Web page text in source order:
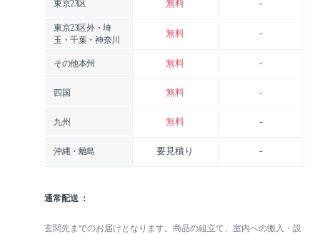
東京23区 無料 -
東京23区外・埼
玉・千葉・神奈川
無料 -
その他本州 無料 -
四国 無料 -
九州 無料 -
沖縄・離島 要見積り -
通常配送
玄関先までのお届けとなります。商品の組立て、室内への搬入・設